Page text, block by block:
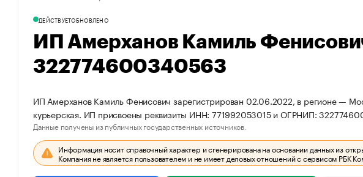
ДЕЙСТВУЕТОБНОВЛЕНО
ИП Амерханов Камиль
322774600340563
ИП Амерханов Камиль Фенисович зарегистрирован 02.06.2022, в регионе —
курьерская. ИП присвоены реквизиты ИНН: 771992053015 и ОГРНИП:
Данные получены из публичных государственных источников.
Информация носит справочный характер и сгенерирована на основании данных из
Компания не является пользователем и не имеет деловых отношений с сервисом РБК